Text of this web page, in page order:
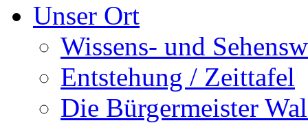
Unser Ort
Wissens- und
Entstehung / Zeittafel
Die Bürgermeister